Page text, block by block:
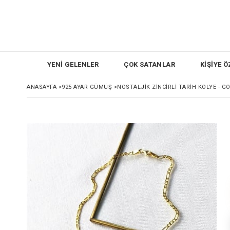
YENİ GELENLER ÇOK SATANLAR KİŞİYE
ANASAYFA >925 AYAR GÜMÜŞ >NOSTALJIK ZINCIRLI TARIH KOLYE -